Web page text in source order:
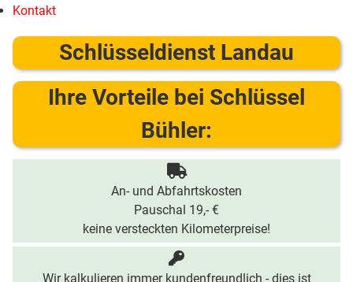
Kontakt
Schlüsseldienst Landau
Ihre Vorteile bei Schlüssel
Bühler:
An- und Abfahrtskosten
Pauschal 19,- €
keine versteckten Kilometerpreise!
Wir kalkulieren immer kundenfreundlich - dies ist